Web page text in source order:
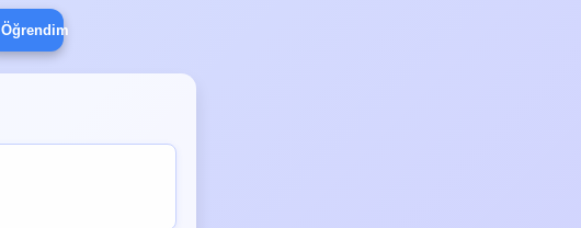
Öğrendim